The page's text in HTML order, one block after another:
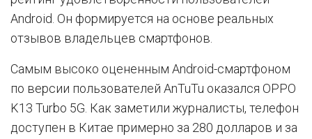
Android. Он формируется на основе реальных
отзывов владельцев смартфонов.
Самым высоко оцененным Android-смартфоном
по версии пользователей AnTuTu оказался OPPO
K13 Turbo 5G. Как заметили журналисты, телефон
доступен в Китае примерно за 280 долларов и за